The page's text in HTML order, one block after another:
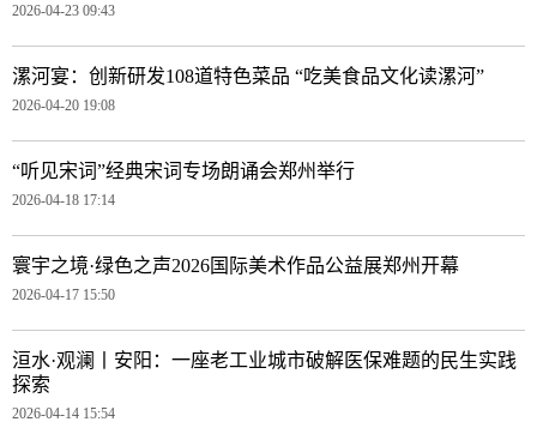
2026-04-23 09:43
漯河宴：创新研发108道特色菜品 “吃美食品文化读漯河”
2026-04-20 19:08
“听见宋词”经典宋词专场朗诵会郑州举行
2026-04-18 17:14
寰宇之境·绿色之声2026国际美术作品公益展郑州开幕
2026-04-17 15:50
洹水·观澜丨安阳：一座老工业城市破解医保难题的民生实践
探索
2026-04-14 15:54